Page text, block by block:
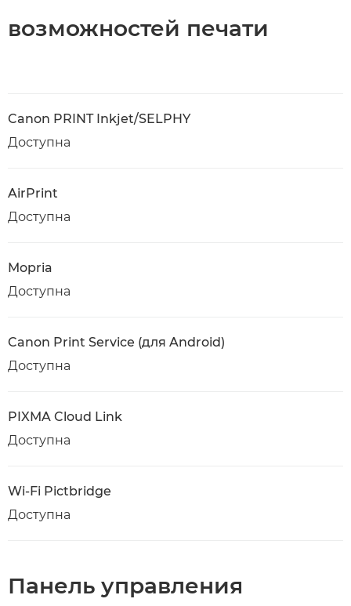
возможностей печати
Canon PRINT Inkjet/SELPHY
Доступна
AirPrint
Доступна
Mopria
Доступна
Canon Print Service (для Android)
Доступна
PIXMA Cloud Link
Доступна
Wi-Fi Pictbridge
Доступна
Панель управления